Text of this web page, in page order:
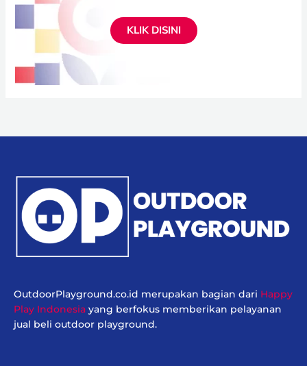
KLIK DISINI
OutdoorPlayground.co.id merupakan bagian dari Happy
Play Indonesia yang berfokus memberikan pelayanan
jual beli outdoor playground.